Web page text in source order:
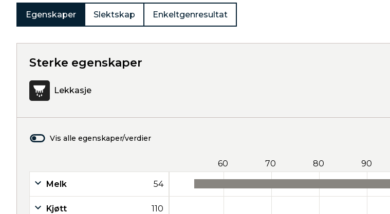
Egenskaper Slektskap Enkeltgenresultat
Sterke egenskaper
Lekkasje
Vis alle egenskaper/verdier
60 70 80 90
Melk 54
Kjøtt 110